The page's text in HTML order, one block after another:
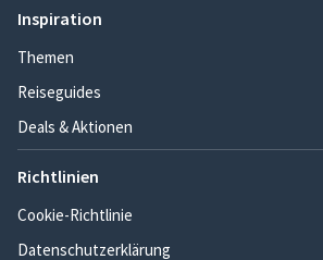
Inspiration
Themen
Reiseguides
Deals & Aktionen
Richtlinien
Cookie-Richtlinie
Datenschutzerklärung